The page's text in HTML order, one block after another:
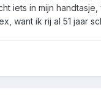
in mijn
want ik rij al 51 jaar